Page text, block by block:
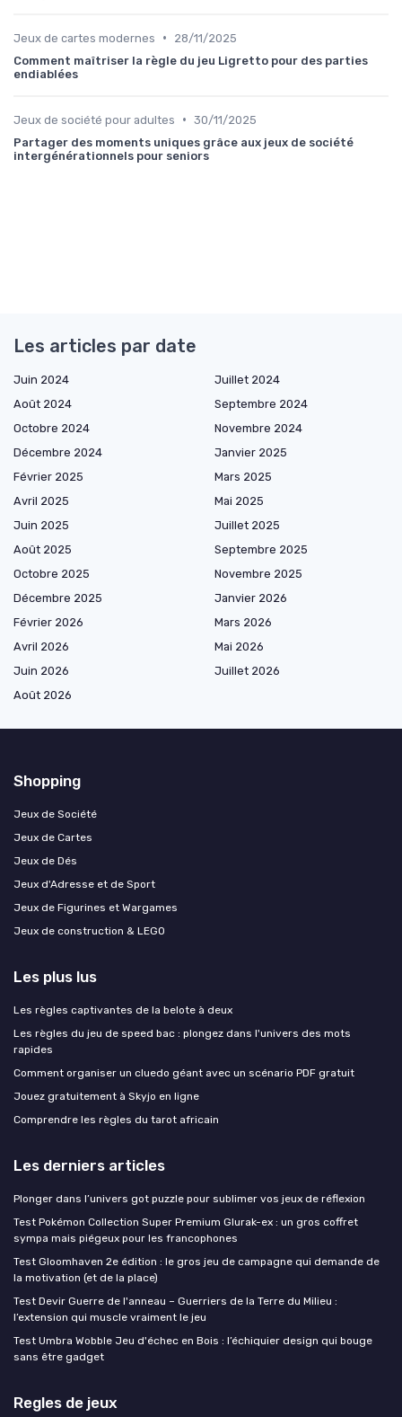
Jeux de cartes modernes •
28/11/2025
Comment maîtriser la règle du jeu Ligretto pour des parties
endiablées
Jeux de société pour adultes • 30/11/2025
Partager des moments uniques grâce aux jeux de société
intergénérationnels pour seniors
Les articles par date
Juin 2024
Juillet 2024
Août 2024
Septembre 2024
Octobre 2024
Novembre 2024
Décembre 2024
Janvier 2025
Février 2025
Mars 2025
Avril 2025
Mai 2025
Juin 2025
Juillet 2025
Août 2025
Septembre 2025
Octobre 2025
Novembre 2025
Décembre 2025
Janvier 2026
Février 2026
Mars 2026
Avril 2026
Mai 2026
Juin 2026
Juillet 2026
Août 2026
Shopping
Jeux de Société
Jeux de Cartes
Jeux de Dés
Jeux d'Adresse et de Sport
Jeux de Figurines et Wargames
Jeux de construction & LEGO
Les plus lus
Les règles captivantes de la belote à deux
Les règles du jeu de speed bac : plongez dans l'univers des mots
rapides
Comment organiser un cluedo géant avec un scénario PDF gratuit
Jouez gratuitement à Skyjo en ligne
Comprendre les règles du tarot africain
Les derniers articles
Plonger dans l’univers got puzzle pour sublimer vos jeux de réflexion
Test Pokémon Collection Super Premium Glurak-ex : un gros coffret
sympa mais piégeux pour les francophones
Test Gloomhaven 2e édition : le gros jeu de campagne qui demande de
la motivation (et de la place)
Test Devir Guerre de l'anneau – Guerriers de la Terre du Milieu :
l’extension qui muscle vraiment le jeu
Test Umbra Wobble Jeu d'échec en Bois : l’échiquier design qui bouge
sans être gadget
Regles de jeux